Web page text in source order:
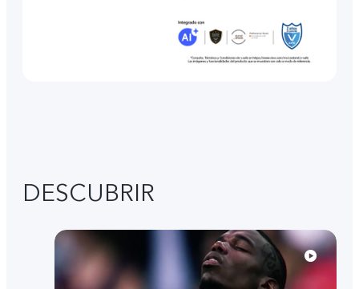
DESCUBRIR